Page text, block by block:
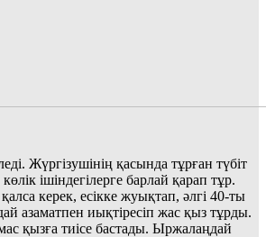
Жүргізушінің қасында тұрған түбіт
ішіндегілерге барлай қарап тұр.
керек, есікке жуықтап, әлгі 40-ты
азаматпен иықтіресіп жас қыз тұрды.
қызға тиісе бастады. Ыржалаңдай